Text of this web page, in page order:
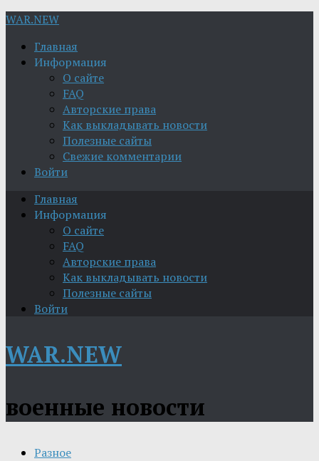
WAR.NEW
Главная
Информация
О сайте
FAQ
Авторские права
Как выкладывать новости
Полезные сайты
Свежие комментарии
Войти
Главная
Информация
О сайте
FAQ
Авторские права
Как выкладывать новости
Полезные сайты
Войти
WAR.NEW
военные новости
Разное